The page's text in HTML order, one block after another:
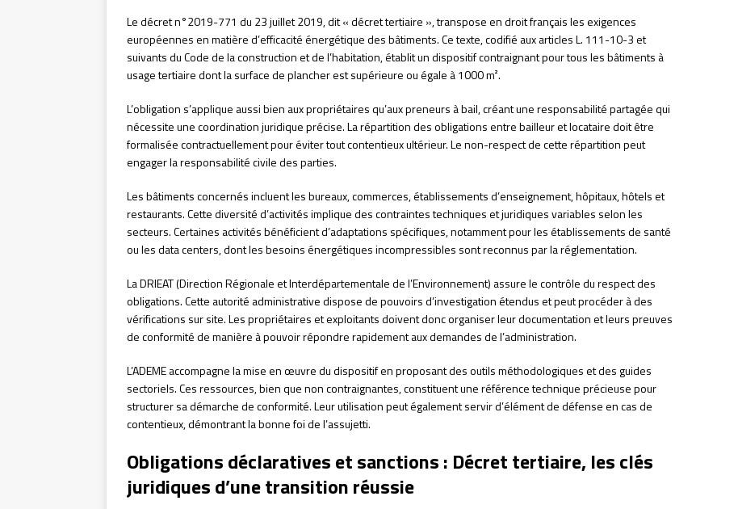
Le décret n°2019-771 du 23 juillet 2019, dit « décret tertiaire », transpose en droit français les exigences
européennes en matière d’efficacité énergétique des bâtiments. Ce texte, codifié aux articles L. 111-10-3 et
suivants du Code de la construction et de l’habitation, établit un dispositif contraignant pour tous les bâtiments à
usage tertiaire dont la surface de plancher est supérieure ou égale à 1000 m².
L’obligation s’applique aussi bien aux propriétaires qu’aux preneurs à bail, créant une responsabilité partagée qui
nécessite une coordination juridique précise. La répartition des obligations entre bailleur et locataire doit être
formalisée contractuellement pour éviter tout contentieux ultérieur. Le non-respect de cette répartition peut
engager la responsabilité civile des parties.
Les bâtiments concernés incluent les bureaux, commerces, établissements d’enseignement, hôpitaux, hôtels et
restaurants. Cette diversité d’activités implique des contraintes techniques et juridiques variables selon les
secteurs. Certaines activités bénéficient d’adaptations spécifiques, notamment pour les établissements de santé
ou les data centers, dont les besoins énergétiques incompressibles sont reconnus par la réglementation.
La DRIEAT (Direction Régionale et Interdépartementale de l’Environnement) assure le contrôle du respect des
obligations. Cette autorité administrative dispose de pouvoirs d’investigation étendus et peut procéder à des
vérifications sur site. Les propriétaires et exploitants doivent donc organiser leur documentation et leurs preuves
de conformité de manière à pouvoir répondre rapidement aux demandes de l’administration.
L’ADEME accompagne la mise en œuvre du dispositif en proposant des outils méthodologiques et des guides
sectoriels. Ces ressources, bien que non contraignantes, constituent une référence technique précieuse pour
structurer sa démarche de conformité. Leur utilisation peut également servir d’élément de défense en cas de
contentieux, démontrant la bonne foi de l’assujetti.
Obligations déclaratives et sanctions : Décret tertiaire, les clés
juridiques d’une transition réussie